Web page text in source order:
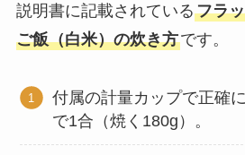
説明書に記載されているフラ
ご飯（白米）の炊き方です。
付属の計量カップで正確
で1合（焼く180g）。